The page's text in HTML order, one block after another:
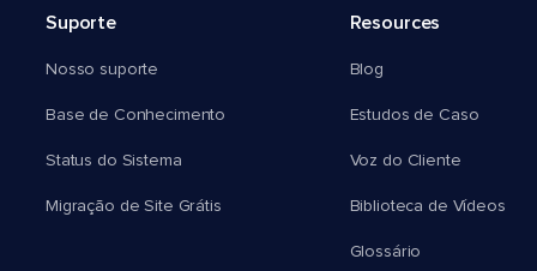
Suporte
Nosso suporte
Base de Conhecimento
Status do Sistema
Migração de Site Grátis
Resources
Blog
Estudos de Caso
Voz do Cliente
Biblioteca de Vídeos
Glossário